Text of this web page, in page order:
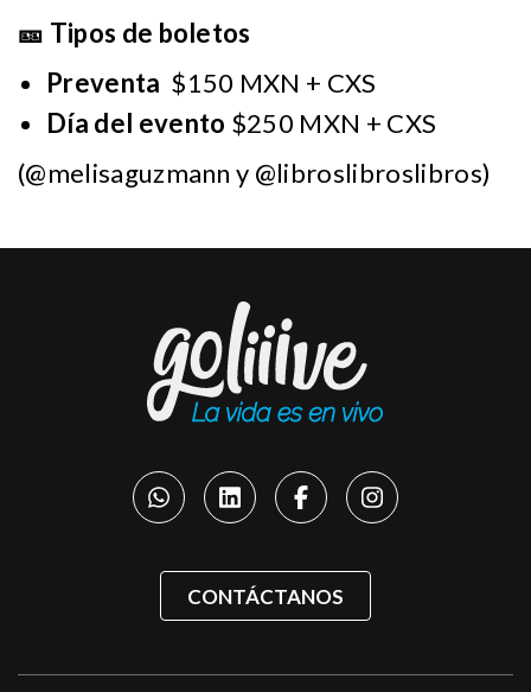
🎫 Tipos de boletos
Preventa $150 MXN + CXS
Día del evento $250 MXN + CXS
(@melisaguzmann y @libroslibroslibros)
CONTÁCTANOS